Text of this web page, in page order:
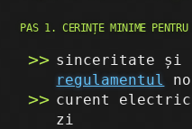
PAS 1. CERINȚE MINIME
sinceritate și
regulamentul
curent
zi